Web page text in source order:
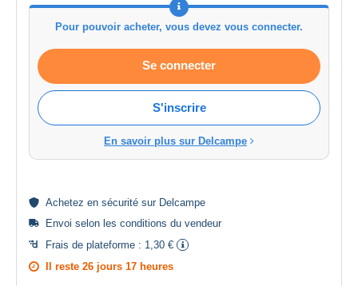
Pour pouvoir acheter, vous devez vous connecter.
Se connecter
S'inscrire
En savoir plus sur Delcampe
Achetez en sécurité sur Delcampe
Envoi selon les conditions du vendeur
Frais de plateforme : 1,30 €
Il reste 26 jours 17 heures